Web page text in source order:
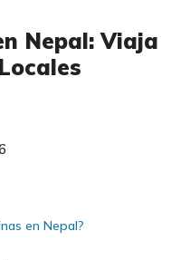
Nepal: Viaja
en Nepal?